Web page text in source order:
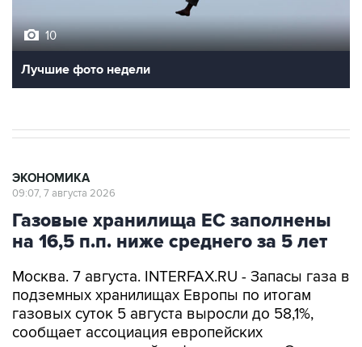
Лучшие фото недели
Газовые хранилища ЕС заполнены
на 16,5 п.п. ниже среднего за 5 лет
Москва. 7 августа. INTERFAX.RU - Запасы газа в
газовых суток 5 августа выросли до 58,1%,
сообщает ассоциация европейских
операторов газовой инфраструктуры Gas
Infrastructure Europe (GIE).